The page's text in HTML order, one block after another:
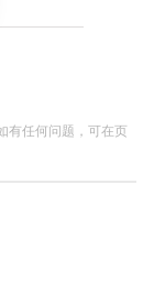
有任何问题，可在页